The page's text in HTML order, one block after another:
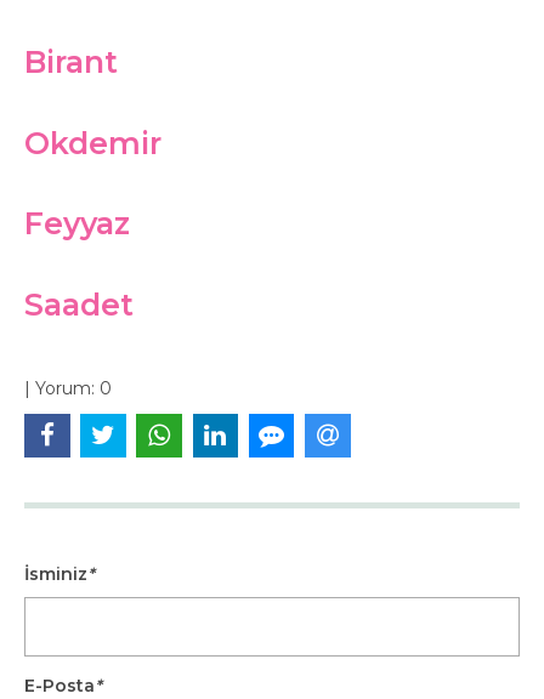
Birant
Okdemir
Feyyaz
Saadet
| Yorum: 0
İsminiz*
E-Posta*